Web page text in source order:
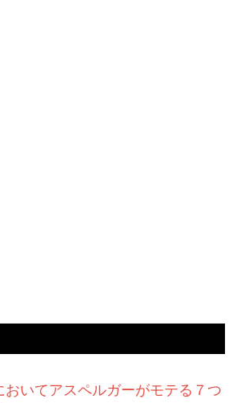
おいてアスペルガーがモテる７つ